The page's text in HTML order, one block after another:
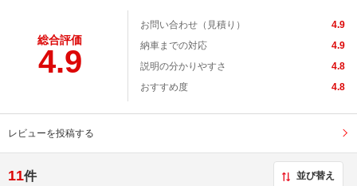
総合評価
4.9
お問い合わせ（見積り）
4.9
納車までの対応
4.9
説明の分かりやすさ
4.8
おすすめ度
4.8
レビューを投稿する
11件 並び替え